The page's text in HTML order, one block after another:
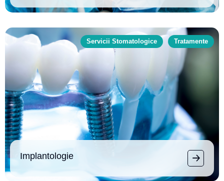
Servicii Stomatologice Tratamente
Implantologie